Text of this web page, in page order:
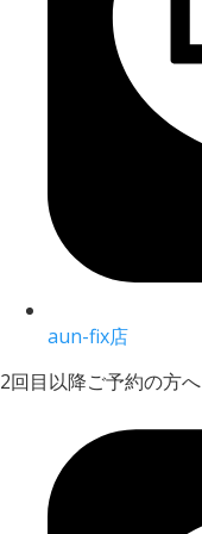
aun-fix店
2回目以降ご予約の方へ